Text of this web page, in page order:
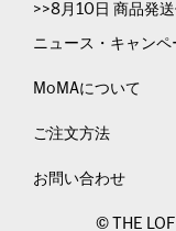
>>8月10日 商品発
ニュース・キャンペ
MoMAについて
ご注文方法
お問い合わせ
© THE